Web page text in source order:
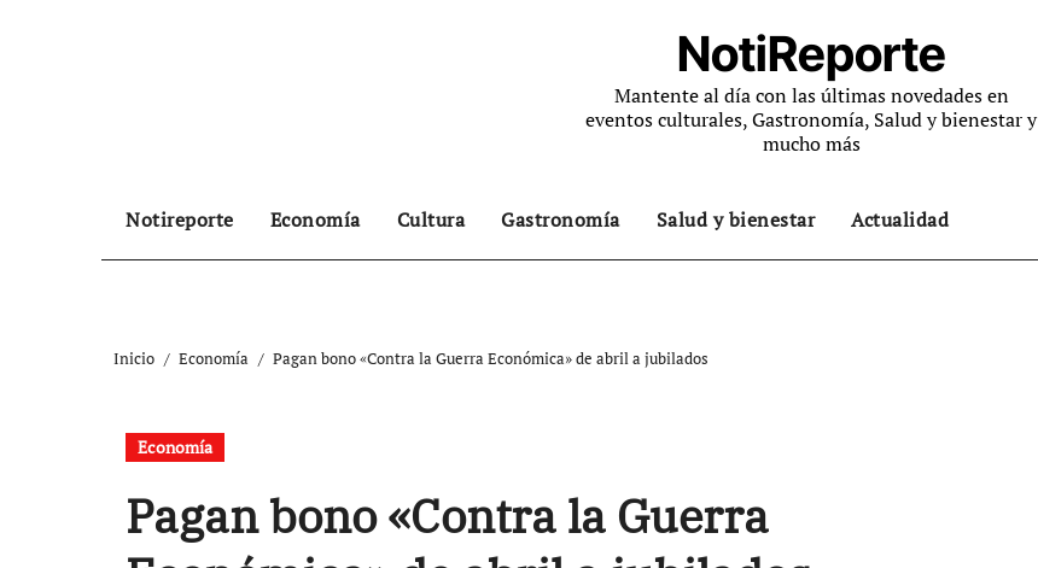
NotiReporte
Mantente al día con las últimas novedades en
eventos culturales, Gastronomía, Salud y bienestar y
mucho más
Notireporte Economía Cultura Gastronomía Salud y bienestar Actualidad
Inicio Economía Pagan bono «Contra la Guerra Económica» de abril a jubilados
Economía
Pagan bono «Contra la Guerra